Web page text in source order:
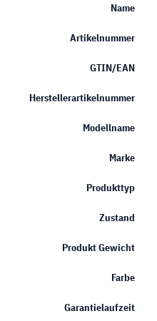
Name
Artikelnummer
GTIN/EAN
Herstellerartikelnummer
Modellname
Marke
Produkttyp
Zustand
Produkt Gewicht
Farbe
Garantielaufzeit